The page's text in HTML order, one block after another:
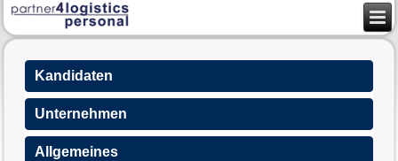
Kandidaten
Unternehmen
Allgemeines